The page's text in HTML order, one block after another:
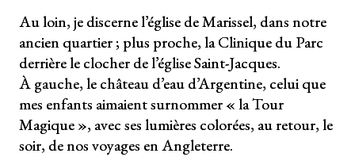
Au loin, je discerne l’église de Marissel, dans notre
ancien quartier ; plus proche, la Clinique du Parc
derrière le clocher de l’église Saint-Jacques.
À gauche, le château d’eau d’Argentine, celui que
mes enfants aimaient surnommer « la Tour
Magique », avec ses lumières colorées, au retour, le
soir, de nos voyages en Angleterre.